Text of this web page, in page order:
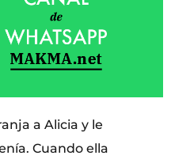
a Alicia y le
Cuando ella